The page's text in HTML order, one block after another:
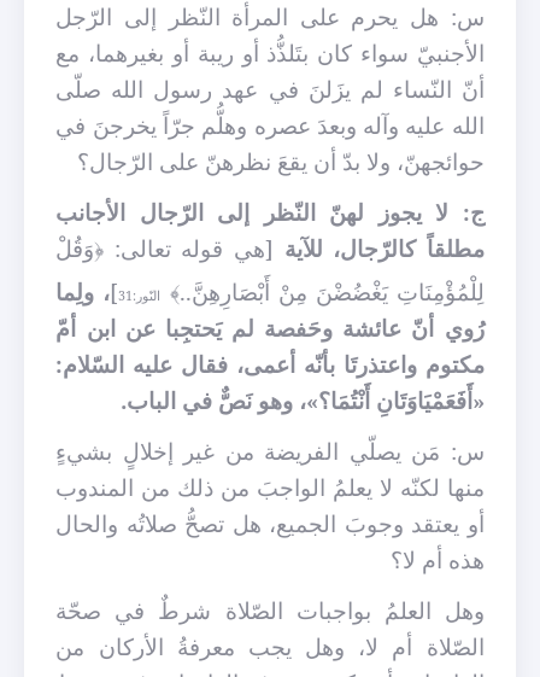
س: هل يحرم على المرأة النّظر إلى الرّجل
الأجنبيّ سواء كان بتَلذُّذ أو ريبة أو بغيرهما، مع
أنّ النّساء لم يزَلنَ في عهد رسول الله صلّى
الله عليه وآله وبعدَ عصره وهلُّم جرّاً يخرجنَ في
حوائجهنّ، ولا بدّ أن يقعَ نظرهنّ على الرّجال؟
ج: لا يجوز لهنّ النّظر إلى الرّجال الأجانب
مطلقاً كالرّجال، للآية [هي قوله تعالى: ﴿وَقُلْ
لِلْمُؤْمِنَاتِ يَغْضُضْنَ مِنْ أَبْصَارِهِنَّ..﴾
النّور:31 ]، ولِما
رُوي أنّ عائشة وحَفصة لم يَحتجِبا عن ابن أمّ
مكتوم واعتذرتَا بأنّه أعمى، فقال عليه السّلام:
«أَفَعَمْيَاوَتَانِ أَنْتُمَا؟»، وهو نَصٌّ في الباب.
س: مَن يصلّي الفريضة من غير إخلالٍ بشيءٍ
منها لكنّه لا يعلمُ الواجبَ من ذلك من المندوب
أو يعتقد وجوبَ الجميع، هل تصحُّ صلاتُه والحال
هذه أم لا؟
وهل العلم بواجبات الصّلاة شرطٌ في صحّة
الصّلاة أم لا، وهل يجب معرفةُ الأركان من